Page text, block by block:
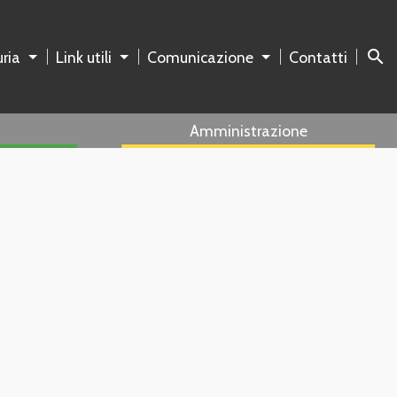
Link utili Comunicazione Contatti search
Amministrazione